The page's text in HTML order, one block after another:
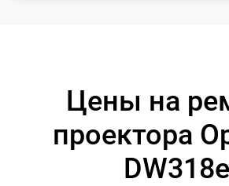
Цены на
проектора
DW318e